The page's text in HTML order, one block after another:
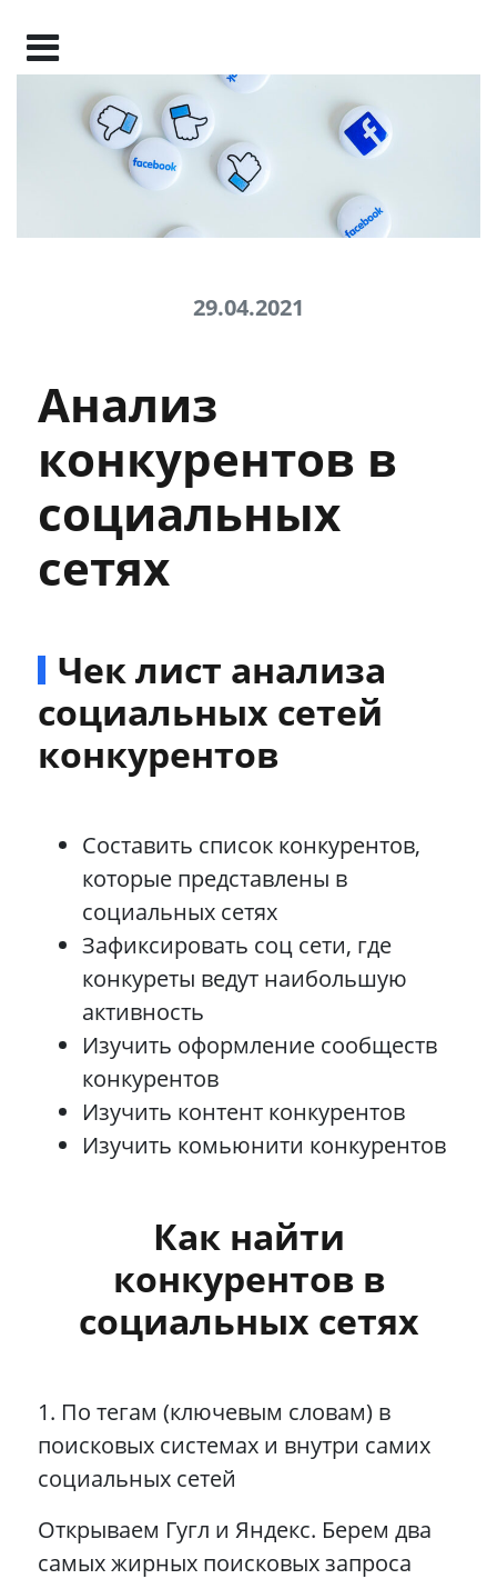
29.04.2021
Анализ
конкурентов в
социальных
сетях
Чек лист анализа
социальных сетей
конкурентов
Составить список конкурентов,
которые представлены в
социальных сетях
Зафиксировать соц сети, где
конкуреты ведут наибольшую
активность
Изучить оформление сообществ
конкурентов
Изучить контент конкурентов
Изучить комьюнити конкурентов
Как найти
конкурентов в
социальных сетях
1. По тегам (ключевым словам) в
поисковых системах и внутри самих
социальных сетей
Открываем Гугл и Яндекс. Берем два
самых жирных поисковых запроса